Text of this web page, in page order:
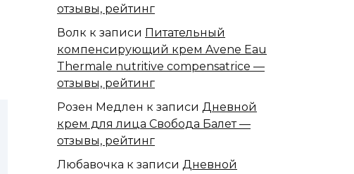
отзывы, рейтинг
Волк к записи Питательный
компенсирующий крем Avene Eau
Thermale nutritive compensatrice —
отзывы, рейтинг
Розен Медлен к записи Дневной
крем для лица Свобода Балет —
отзывы, рейтинг
Любавочка к записи Дневной